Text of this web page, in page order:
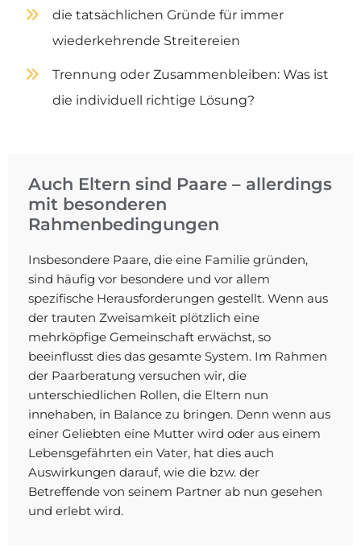
die tatsächlichen Gründe für immer
wiederkehrende Streitereien
Trennung oder Zusammenbleiben: Was ist
die individuell richtige Lösung?
Auch Eltern sind Paare – allerdings
mit besonderen
Rahmenbedingungen
Insbesondere Paare, die eine Familie gründen,
sind häufig vor besondere und vor allem
spezifische Herausforderungen gestellt. Wenn aus
der trauten Zweisamkeit plötzlich eine
mehrköpfige Gemeinschaft erwächst, so
beeinflusst dies das gesamte System. Im Rahmen
der Paarberatung versuchen wir, die
unterschiedlichen Rollen, die Eltern nun
innehaben, in Balance zu bringen. Denn wenn aus
einer Geliebten eine Mutter wird oder aus einem
Lebensgefährten ein Vater, hat dies auch
Auswirkungen darauf, wie die bzw. der
Betreffende von seinem Partner ab nun gesehen
und erlebt wird.